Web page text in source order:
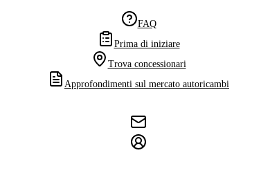
FAQ
Prima di iniziare
Trova concessionari
Approfondimenti sul mercato autoricambi